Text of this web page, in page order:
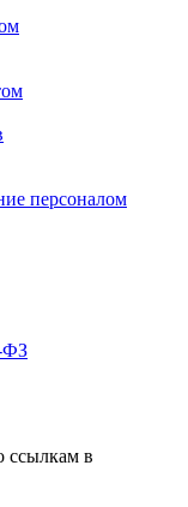
персоналом
ссылкам в